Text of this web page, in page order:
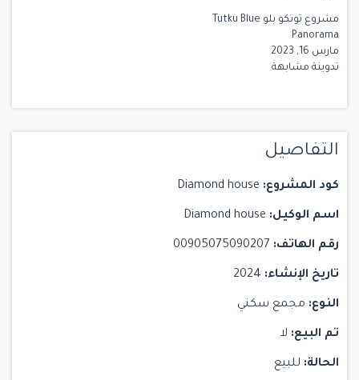
مشروع توتكو بلو Tutku Blue
Panorama
مارس 16, 2023
تدوينة مشابهة
التفاصيل
كود المشروع:
اسم الوكيل:
رقم الهاتف:
تاريخ الإنشاء:
النوع: مجمع سكني
تم البيع:
الحالة: